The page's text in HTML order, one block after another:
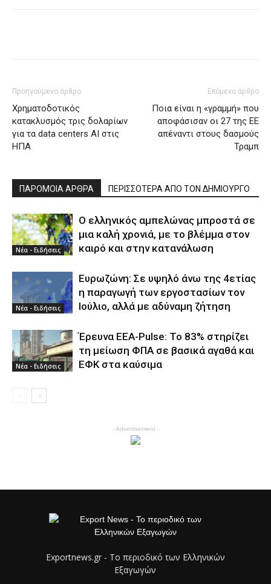
Προηγούμενο άρθρο
Χρηματοδοτικός
κατακλυσμός τρις δολαρίων
για τα data centers AI στις
ΗΠΑ
Επόμενο άρθρο
Ποια είναι η «γραμμή» που
αποφάσισαν οι 27 της ΕΕ
απέναντι στους δασμούς
Τραμπ
ΠΑΡΟΜΟΙΑ ΑΡΘΡΑ ΠΕΡΙΣΣΟΤΕΡΑ ΑΠΟ ΤΟΝ ΔΗΜΙΟΥΡΓΟ
Νέα - Ειδήσεις
Ο ελληνικός αμπελώνας μπροστά σε
μια καλή χρονιά, με το βλέμμα στον
καιρό και στην κατανάλωση
Νέα - Ειδήσεις
Ευρωζώνη: Σε υψηλό άνω της 4ετίας
η παραγωγή των εργοστασίων τον
Ιούλιο, αλλά με αδύναμη ζήτηση
Νέα - Ειδήσεις
Έρευνα ΕΕΑ-Pulse: Το 83% στηρίζει
τη μείωση ΦΠΑ σε βασικά αγαθά και
ΕΦΚ στα καύσιμα
- Advertisement -
Exportnews.gr - Το περιοδικό των Ελληνικών
Εξαγωγών